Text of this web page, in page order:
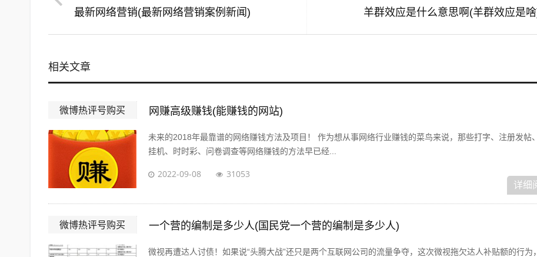
最新网络营销(最新网络营销案例新闻) 羊群效应是什么意思啊(羊群效应是
相关文章
微博热评号购买 网赚高级赚钱(能赚钱的网站)
未来的2018年最靠谱的网络赚钱方法及项目！ 作为想从事网络行业赚钱的菜鸟来说，那些打字、注册发帖
挂机、时时彩、问卷调查等网络赚钱的方法早已经...
2022-09-08 31053
详细
微博热评号购买 一个营的编制是多少人(国民党一个营的编制是多少人)
微视再遭达人讨债！如果说“头腾大战”还只是两个互联网公司的流量争夺，这次微视拖欠达人补贴额的行为